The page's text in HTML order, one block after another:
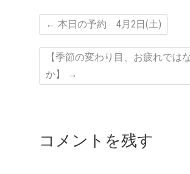
← 本日の予約 4月2日(土)
【季節の変わり目、お疲れでは
か】
→
コメントを残す